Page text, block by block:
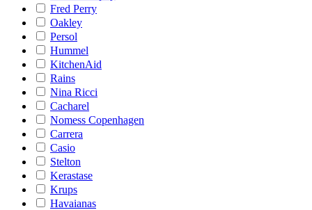
Fred Perry
Oakley
Persol
Hummel
KitchenAid
Rains
Nina Ricci
Cacharel
Nomess Copenhagen
Carrera
Casio
Stelton
Kerastase
Krups
Havaianas